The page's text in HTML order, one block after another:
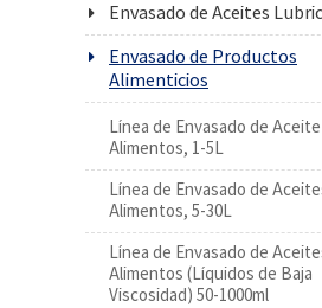
Envasado de Aceites
Envasado de Productos
Alimenticios
Línea de Envasado de
Alimentos, 1-5L
Línea de Envasado de
Alimentos, 5-30L
Línea de Envasado de
Alimentos (Líquidos de Baja
Viscosidad) 50-1000ml